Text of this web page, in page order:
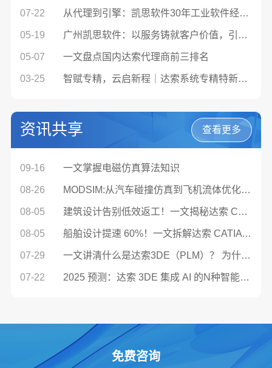
07-22 从代理到引擎：凯思软件30年工业软件经验如何破解达索本土敏捷落地？
05-19 广州凯思软件：以服务铸就客户价值，引领行业前行
05-07 一文盘点国内达索代理商前三排名
03-25 智赋专精，云启新程｜达索系统专精特新企业数字化转型云峰会诚邀君至
资讯共享 查看更多
09-16 一文掌握电磁仿真算法知识
08-26 MODSIM:从汽车碰撞仿真到飞机流体优化协同设计
08-05 建筑设计告别低效返工！一文揭秘达索 CATIA 数字孪生提效逻辑
08-05 船舶设计提速 60%！一文拆解达索 CATIA 流体仿真提效路径
07-29 一文讲清什么是达索3DE（PLM）？ 为什么这么多企业离不开它？
07-22 2025 预测：达索 3DE 集成 AI 的N种智能决策应用场景
免费咨询